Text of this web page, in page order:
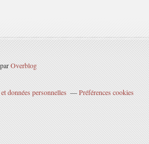
Overblog
données personnelles Préférences cookies